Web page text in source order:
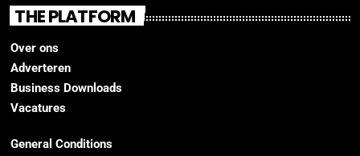
THE PLATFORM
Over ons
Adverteren
Business Downloads
Vacatures
General Conditions